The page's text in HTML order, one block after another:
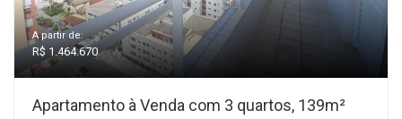
A partir de:
R$ 1.464.670
Apartamento à Venda com 3 quartos, 139m²